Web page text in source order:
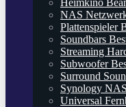
Heimkino
NAS
Plattenspieler
Soundbars
Streaming
Subwoofer
Surround
Synology
Universal